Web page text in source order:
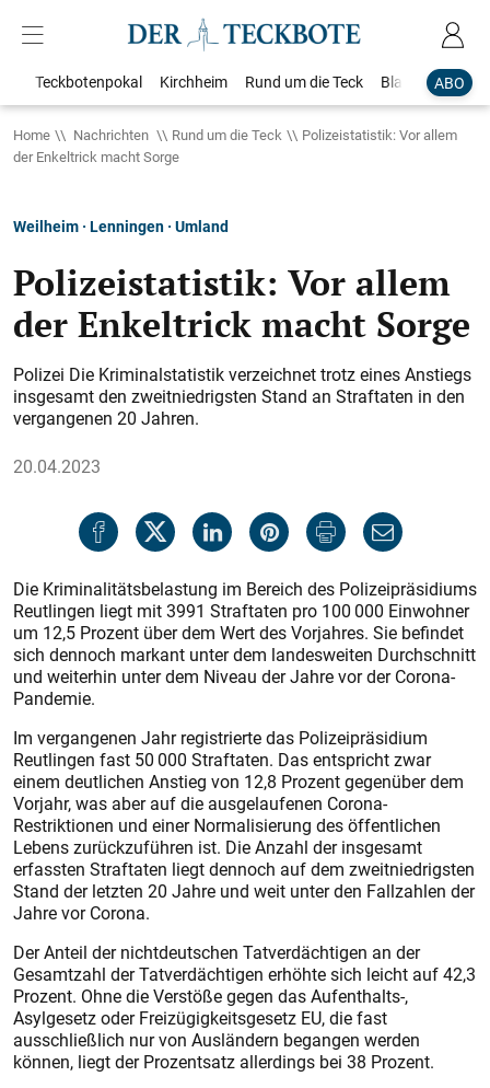
ABO
Teckbotenpokal Kirchheim Rund um die Teck Blaulicht
Home Nachrichten Rund um die Teck
Polizeistatistik: Vor allem
der Enkeltrick macht Sorge
Weilheim · Lenningen · Umland
Polizeistatistik: Vor allem
der Enkeltrick macht Sorge
Polizei Die Kriminalstatistik verzeichnet trotz eines Anstiegs
insgesamt den zweit­niedrigsten Stand an Straftaten in den
vergangenen 20 Jahren.
20.04.2023
Die Kriminalitätsbelastung im Bereich des Polizeipräsidiums
Reutlingen liegt mit 3991 Straftaten pro 100 000 Einwohner
um 12,5 Prozent über dem Wert des Vorjahres. Sie befindet
sich dennoch markant unter dem landesweiten Durchschnitt
und weiterhin unter dem Niveau der Jahre vor der Corona-
Pandemie.
Im vergangenen Jahr registrierte das Polizeipräsidium
Reutlingen fast 50 000 Straftaten. Das entspricht zwar
einem deutlichen Anstieg von 12,8 Prozent gegenüber dem
Vorjahr, was aber auf die ausgelaufenen Corona-
Restriktionen und einer Normalisierung des öffentlichen
Lebens zurückzuführen ist. Die Anzahl der insgesamt
erfassten Straftaten liegt dennoch auf dem zweitniedrigsten
Stand der letzten 20 Jahre und weit unter den Fallzahlen der
Jahre vor Corona.
Der Anteil der nichtdeutschen Tatverdächtigen an der
Gesamtzahl der Tatverdächtigen erhöhte sich leicht auf 42,3
Prozent. Ohne die Verstöße gegen das Aufenthalts-,
Asylgesetz oder Freizügigkeitsgesetz EU, die fast
ausschließlich nur von Ausländern begangen werden
können, liegt der Prozentsatz allerdings bei 38 Prozent.